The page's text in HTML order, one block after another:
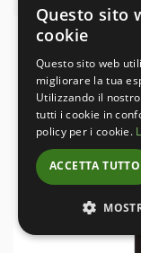
Questo sito
cookie
Questo sito web
migliorare la tua
Utilizzando il
tutti i cookie in
policy per i cookie.
ACCETTA TUTTO